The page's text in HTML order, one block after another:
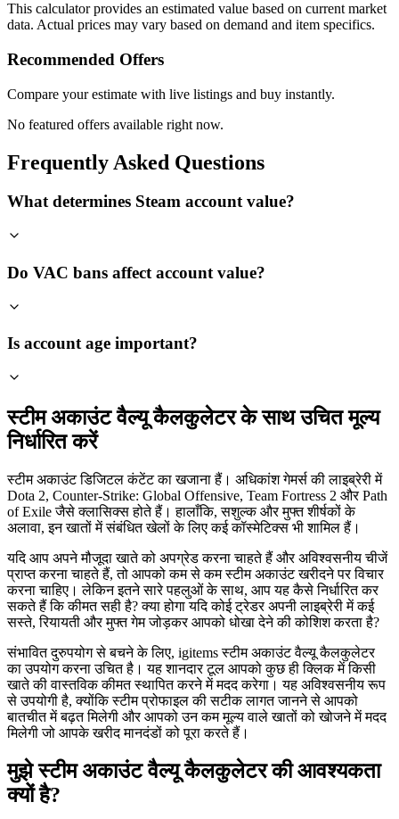
This calculator provides an estimated value based on current market
data. Actual prices may vary based on demand and item specifics.
Recommended Offers
Compare your estimate with live listings and buy instantly.
No featured offers available right now.
Frequently Asked Questions
What determines Steam account value?
Do VAC bans affect account value?
Is account age important?
स्टीम अकाउंट वैल्यू कैलकुलेटर के साथ उचित मूल्य
निर्धारित करें
स्टीम अकाउंट डिजिटल कंटेंट का खजाना हैं। अधिकांश गेमर्स की लाइब्रेरी में
Dota 2, Counter-Strike: Global Offensive, Team Fortress 2 और Path
of Exile जैसे क्लासिक्स होते हैं। हालाँकि, सशुल्क और मुफ्त शीर्षकों के
अलावा, इन खातों में संबंधित खेलों के लिए कई कॉस्मेटिक्स भी शामिल हैं।
यदि आप अपने मौजूदा खाते को अपग्रेड करना चाहते हैं और अविश्वसनीय चीजें
प्राप्त करना चाहते हैं, तो आपको कम से कम स्टीम अकाउंट खरीदने पर विचार
करना चाहिए। लेकिन इतने सारे पहलुओं के साथ, आप यह कैसे निर्धारित कर
सकते हैं कि कीमत सही है? क्या होगा यदि कोई ट्रेडर अपनी लाइब्रेरी में कई
सस्ते, रियायती और मुफ्त गेम जोड़कर आपको धोखा देने की कोशिश करता है?
संभावित दुरुपयोग से बचने के लिए, igitems स्टीम अकाउंट वैल्यू कैलकुलेटर
का उपयोग करना उचित है। यह शानदार टूल आपको कुछ ही क्लिक में किसी
खाते की वास्तविक कीमत स्थापित करने में मदद करेगा। यह अविश्वसनीय रूप
से उपयोगी है, क्योंकि स्टीम प्रोफाइल की सटीक लागत जानने से आपको
बातचीत में बढ़त मिलेगी और आपको उन कम मूल्य वाले खातों को खोजने में मदद
मिलेगी जो आपके खरीद मानदंडों को पूरा करते हैं।
मुझे स्टीम अकाउंट वैल्यू कैलकुलेटर की आवश्यकता
क्यों है?